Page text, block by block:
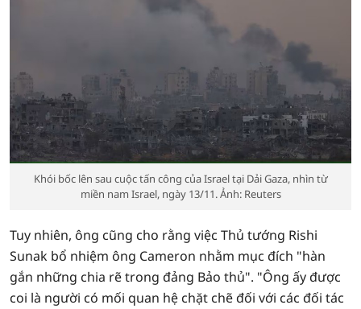
Khói bốc lên sau cuộc tấn công của Israel tại Dải Gaza, nhìn từ
miền nam Israel, ngày 13/11. Ảnh: Reuters
Tuy nhiên, ông cũng cho rằng việc Thủ tướng Rishi
Sunak bổ nhiệm ông Cameron nhằm mục đích "hàn
gắn những chia rẽ trong đảng Bảo thủ". "Ông ấy được
coi là người có mối quan hệ chặt chẽ đối với các đối tác